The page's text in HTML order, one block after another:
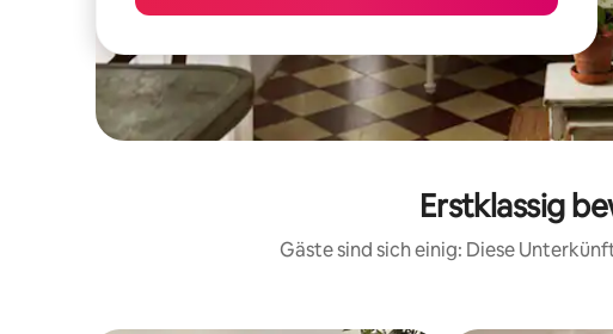
Erstklassig
Gäste sind sich einig: Diese